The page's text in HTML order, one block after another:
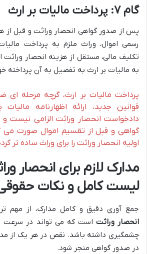
گام ۷: پرداخت مالیات بر ارث
پس از صدور گواهی انحصار وراثت و قبل از
رسمی اموال، وراث ملزم به پرداخت
تکلیف مالی، مستقل از هزینه انحصار
به مالیات بر ارث به تفصیل به آن پرداخته
پرداخت مالیات بر ارث، گرچه مرحله
قوانین جدید، ارائه اظهارنامه
دادخواست انحصار وراثت الزامی نیست
گواهی و قبل از تقسیم اموال صورت می
اولیه انحصار وراثت را برای وراث ساده تر
مدارک لازم برای انحصار
لیست کامل و نکات
جمع آوری دقیق و کامل مدارک، از مهم
انحصار وراثت است که می تواند در سرعت و
چشمگیری داشته باشد. نقص در هر یک از
در صدور گواهی منجر شود.